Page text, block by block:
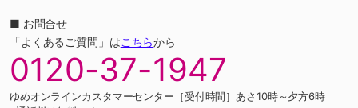
■ お問合せ
「よくあるご質問」はこちらから
0120-37-1947
ゆめオンラインカスタマーセンター［受付時間］あさ10時～夕方6時